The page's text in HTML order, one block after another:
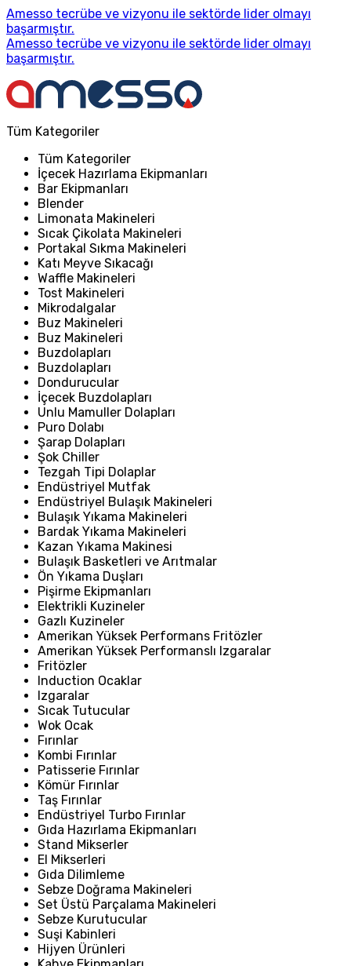
Amesso tecrübe ve vizyonu ile sektörde lider olmayı
başarmıştır.
Amesso tecrübe ve vizyonu ile sektörde lider olmayı
başarmıştır.
Tüm Kategoriler
Tüm Kategoriler
İçecek Hazırlama Ekipmanları
Bar Ekipmanları
Blender
Limonata Makineleri
Sıcak Çikolata Makineleri
Portakal Sıkma Makineleri
Katı Meyve Sıkacağı
Waffle Makineleri
Tost Makineleri
Mikrodalgalar
Buz Makineleri
Buz Makineleri
Buzdolapları
Buzdolapları
Dondurucular
İçecek Buzdolapları
Unlu Mamuller Dolapları
Puro Dolabı
Şarap Dolapları
Şok Chiller
Tezgah Tipi Dolaplar
Endüstriyel Mutfak
Endüstriyel Bulaşık Makineleri
Bulaşık Yıkama Makineleri
Bardak Yıkama Makineleri
Kazan Yıkama Makinesi
Bulaşık Basketleri ve Arıtmalar
Ön Yıkama Duşları
Pişirme Ekipmanları
Elektrikli Kuzineler
Gazlı Kuzineler
Amerikan Yüksek Performans Fritözler
Amerikan Yüksek Performanslı Izgaralar
Fritözler
Induction Ocaklar
Izgaralar
Sıcak Tutucular
Wok Ocak
Fırınlar
Kombi Fırınlar
Patisserie Fırınlar
Kömür Fırınlar
Taş Fırınlar
Endüstriyel Turbo Fırınlar
Gıda Hazırlama Ekipmanları
Stand Mikserler
El Mikserleri
Gıda Dilimleme
Sebze Doğrama Makineleri
Set Üstü Parçalama Makineleri
Sebze Kurutucular
Suşi Kabinleri
Hijyen Ürünleri